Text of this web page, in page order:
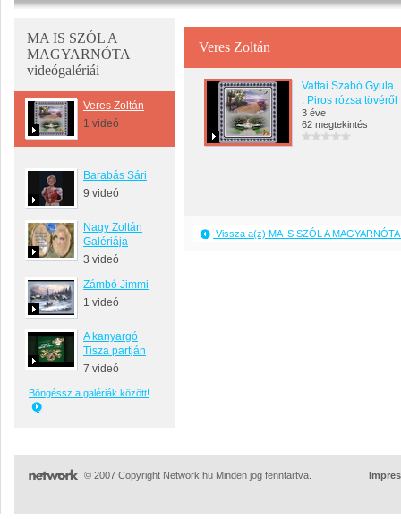
MA IS SZÓL A
MAGYARNÓTA
videógalériái
Veres Zoltán
1 videó
Barabás Sári
9 videó
Nagy Zoltán
Galériája
3 videó
Zámbó Jimmi
1 videó
A kanyargó
Tisza partján
7 videó
Böngéssz a galériák között!
Veres Zoltán
Vattai Szabó Gyula
: Piros rózsa tövéről
3 éve
62 megtekintés
Vissza a(z) MA IS SZÓL A
© 2007 Copyright Network.hu Minden jog fenntartva.